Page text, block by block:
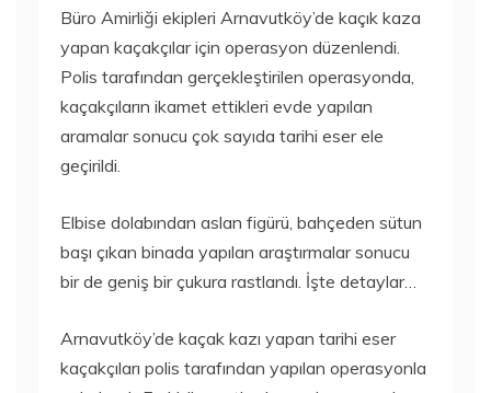
Büro Amirliği ekipleri Arnavutköy’de kaçık kaza
yapan kaçakçılar için operasyon düzenlendi.
Polis tarafından gerçekleştirilen operasyonda,
kaçakçıların ikamet ettikleri evde yapılan
aramalar sonucu çok sayıda tarihi eser ele
geçirildi.
Elbise dolabından aslan figürü, bahçeden sütun
başı çıkan binada yapılan araştırmalar sonucu
bir de geniş bir çukura rastlandı. İşte detaylar…
Arnavutköy’de kaçak kazı yapan tarihi eser
kaçakçıları polis tarafından yapılan operasyonla